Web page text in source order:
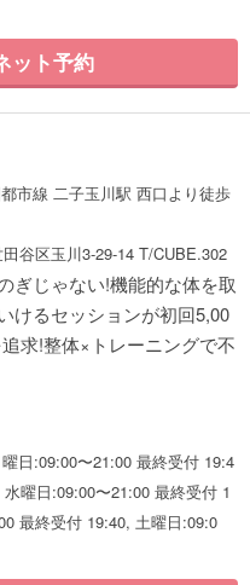
ット予約
市線 二子玉川駅 西口より徒歩
谷区玉川3-29-14 T/CUBE.302
ぎじゃない!機能的な体を取
けるセッションが初回5,00
求!整体×トレーニングで不
日:09:00〜21:00 最終受付 19:4
曜日:09:00〜21:00 最終受付 1
最終受付 19:40, 土曜日:09:0